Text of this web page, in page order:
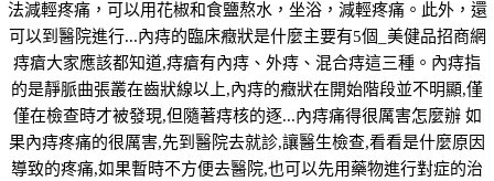
法減輕疼痛，可以用花椒和食鹽熬水，坐浴，減輕疼痛。此外，還
可以到醫院進行...內痔的臨床癥狀是什麼主要有5個_美健品招商網
痔瘡大家應該都知道,痔瘡有內痔、外痔、混合痔這三種。內痔指
的是靜脈曲張叢在齒狀線以上,內痔的癥狀在開始階段並不明顯,僅
僅在檢查時才被發現,但隨著痔核的逐...內痔痛得很厲害怎麼辦 如
果內痔疼痛的很厲害,先到醫院去就診,讓醫生檢查,看看是什麼原因
導致的疼痛,如果暫時不方便去醫院,也可以先用藥物進行對症的治